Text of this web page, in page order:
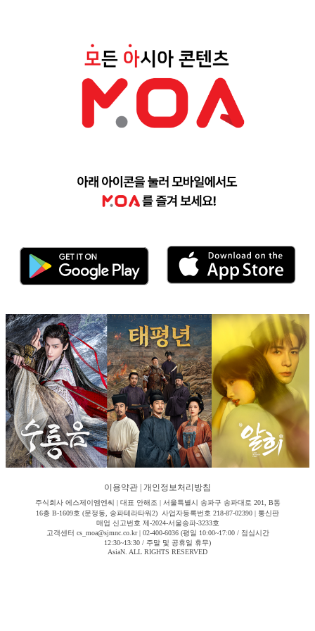
이용약관 개인정보처리방침
주식회사 에스제이엠엔씨 | 대표 안해조 | 서울특별시 송파구 송파대로 201, B동
16층 B-1609호 (문정동, 송파테라타워2) 사업자등록번호 218-87-02390 | 통신판
매업 신고번호 제-2024-서울송파-3233호
고객센터 cs_moa@sjmnc.co.kr | 02-400-6036 (평일 10:00~17:00 / 점심시간
12:30~13:30 / 주말 및 공휴일 휴무)
AsiaN. ALL RIGHTS RESERVED